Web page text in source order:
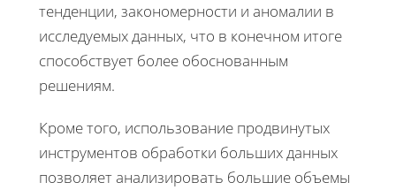
тенденции, закономерности и аномалии в
исследуемых данных, что в конечном итоге
способствует более обоснованным
решениям.
Кроме того, использование продвинутых
инструментов обработки больших данных
позволяет анализировать большие объемы